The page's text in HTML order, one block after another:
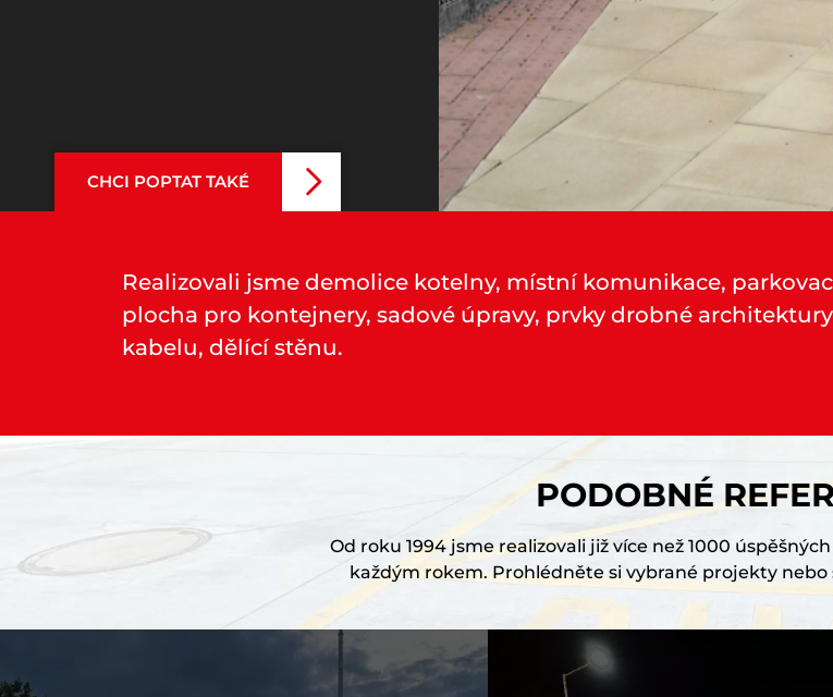
CHCI POPTAT TAKÉ
Realizovali jsme demolice kotelny, místní komunikace,
plocha pro kontejnery, sadové úpravy, prvky drobné
kabelu, dělící stěnu.
PODOBNÉ
Od roku 1994 jsme realizovali již více než 1000
každým rokem. Prohlédněte si vybrané projekty nebo